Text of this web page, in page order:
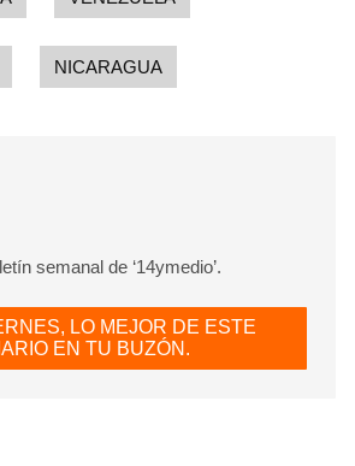
NICARAGUA
semanal de ‘14ymedio’.
LO MEJOR DE ESTE
EN TU BUZÓN.